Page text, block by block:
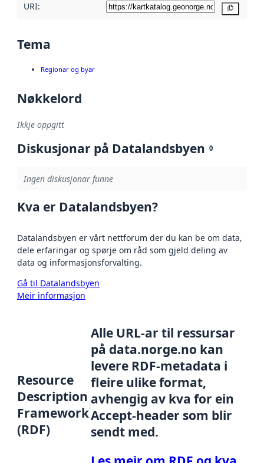
URI:
Tema
Regionar og byar
Nøkkelord
Ikkje oppgitt
Diskusjonar på Datalandsbyen 0
Ingen diskusjonar funne
Kva er Datalandsbyen?
Datalandsbyen er vårt nettforum der du kan be om data,
dele erfaringar og spørje om råd som gjeld deling av
data og informasjonsforvalting.
Gå til Datalandsbyen
Meir informasjon
Resource
Description
Framework
(RDF)
Alle URL-ar til ressursar
på data.norge.no kan
levere RDF-metadata i
fleire ulike format,
avhengig av kva for ein
Accept-header som blir
sendt med.